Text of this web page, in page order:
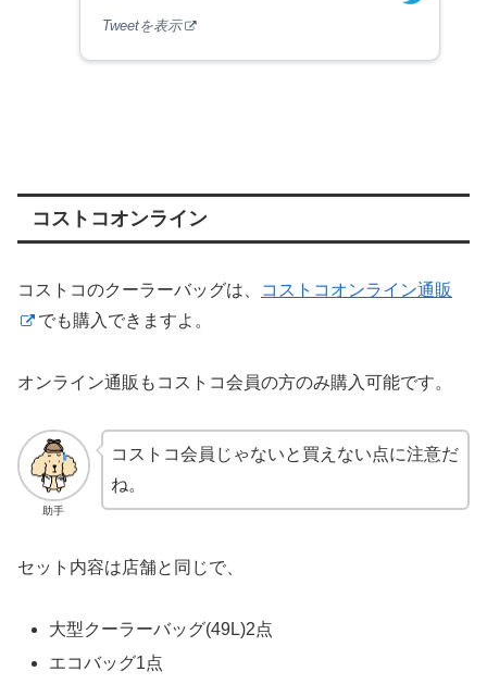
Tweetを表示
コストコオンライン
コストコのクーラーバッグは、
コストコオンライン通販
でも購入できますよ。
オンライン通販もコストコ会員の方のみ購入可能です。
助手
コストコ会員じゃないと買えない点に注意だ
ね。
セット内容は店舗と同じで、
大型クーラーバッグ(49L)2点
エコバッグ1点